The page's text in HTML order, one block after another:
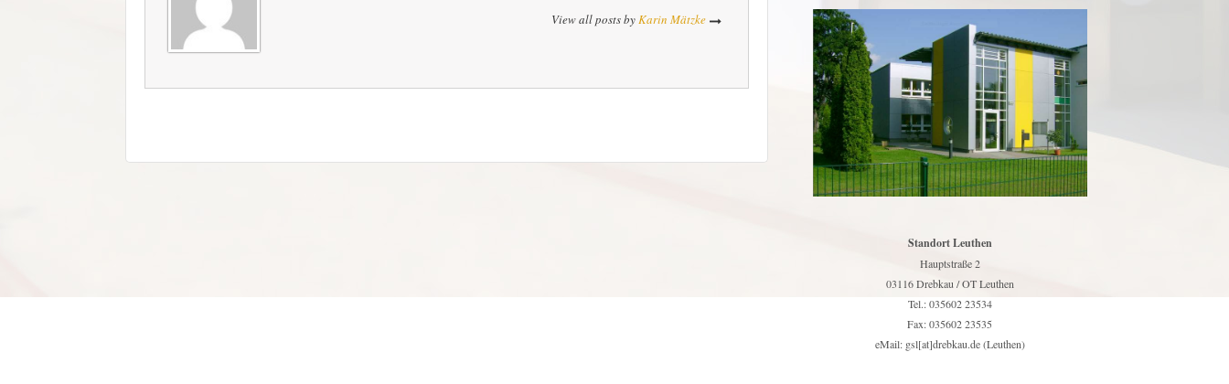
View all posts byKarin Mätzke
Standort Leuthen
Hauptstraße 2
03116 Drebkau / OT Leuthen
Tel.: 035602 23534
Fax: 035602 23535
eMail: gsl[at]drebkau.de (Leuthen)